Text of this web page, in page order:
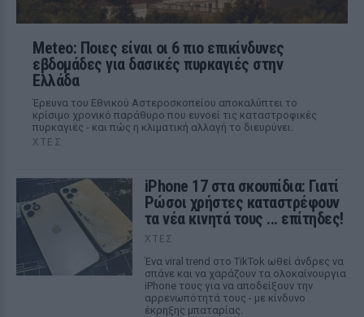
Meteo: Ποιες είναι οι 6 πιο επικίνδυνες
εβδομάδες για δασικές πυρκαγιές στην
Ελλάδα
Έρευνα του Εθνικού Αστεροσκοπείου αποκαλύπτει το
κρίσιμο χρονικό παράθυρο που ευνοεί τις καταστροφικές
πυρκαγιές - και πώς η κλιματική αλλαγή το διευρύνει.
ΧΤΕΣ
iPhone 17 στα σκουπίδια: Γιατί
Ρώσοι χρήστες καταστρέφουν
τα νέα κινητά τους ... επίτηδες!
ΧΤΕΣ
Ένα viral trend στο TikTok ωθεί άνδρες να
σπάνε και να χαράζουν τα ολοκαίνουργια
iPhone τους για να αποδείξουν την
αρρενωπότητά τους - με κίνδυνο
έκρηξης μπαταρίας.